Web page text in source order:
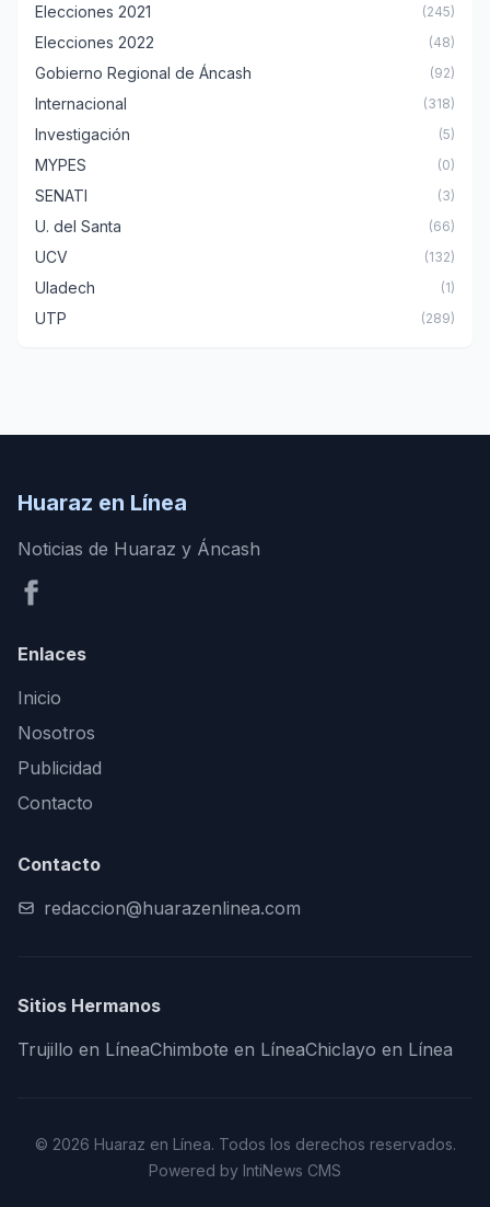
Elecciones 2021 (245)
Elecciones 2022 (48)
Gobierno Regional de Áncash (92)
Internacional (318)
Investigación (5)
MYPES (0)
SENATI (3)
U. del Santa (66)
UCV (132)
Uladech (1)
UTP (289)
Huaraz en Línea
Noticias de Huaraz y Áncash
Enlaces
Inicio
Nosotros
Publicidad
Contacto
Contacto
redaccion@huarazenlinea.com
Sitios Hermanos
Trujillo en LíneaChimbote en LíneaChiclayo en Línea
© 2026 Huaraz en Línea. Todos los derechos reservados.
Powered by IntiNews CMS